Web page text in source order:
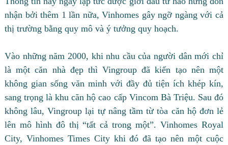
nhận bởi thêm 1 lần nữa, Vinhomes gây ngỡ ngàng với cả
thị trường bằng quy mô và ý tưởng quy hoạch.
Vào những năm 2000, khi nhu cầu của người dân mới chỉ
là một căn nhà đẹp thì Vingroup đã kiến tạo nên một
không gian sống văn minh với đầy đủ tiện ích khép kín,
sang trọng là khu căn hộ cao cấp Vincom Bà Triệu. Sau đó
không lâu, Vingroup lại tự nâng tầm từ tòa căn hộ đơn lẻ
lên mô hình đô thị “tất cả trong một”. Vinhomes Royal
City, Vinhomes Times City khi đó đã tạo nên một cuộc